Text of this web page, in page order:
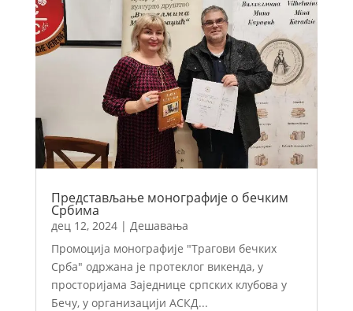
Представљање мoнографије о бечким
Србима
дец 12, 2024| Дешавања
Промоција монографије "Трагови бечких
Срба" одржана је протеклог викенда, у
просторијама Заједнице српских клубова у
Бечу, у организацији АСКД...